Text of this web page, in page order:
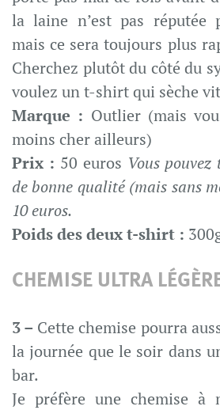
la laine n’est pas réputée
mais ce sera toujours plus
Cherchez plutôt du côté du
voulez un t-shirt qui sèche
Marque : Outlier (mais
moins cher ailleurs)
Prix : 50 euros Vous
de bonne qualité (mais sans
10 euros.
Poids des deux t-shirt :
CHEMISE ULTRA
3 – Cette chemise pourra
la journée que le soir dans
bar.
Je préfère une chemise à